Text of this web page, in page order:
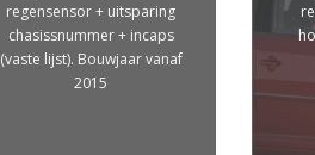
regensensor + uitsparing
chasissnummer + incaps
(vaste lijst). Bouwjaar vanaf
2015